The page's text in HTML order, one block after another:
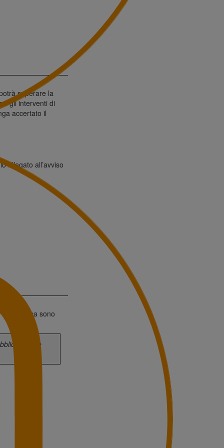
superare la
gli interventi di
accertato il
allegato all’avviso
modulistica sono
è